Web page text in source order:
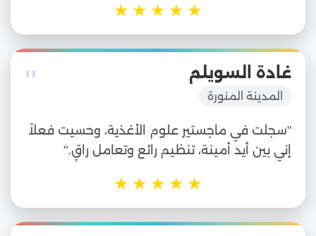
★
★
★
★
★
" غادة السويلم
المدينة المنورة
"سجلت في ماجستير علوم الأغذية، وحسيت فعلاً
إني بين أيد أمينة، تنظيم رائع وتعامل راقٍ."
★
★
★
★
★